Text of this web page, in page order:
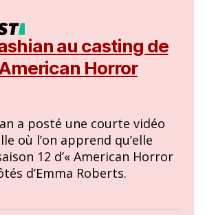
au casting de
Horror
a posté une courte vidéo
où l’on apprend qu’elle
12 d’« American Horror
d’Emma Roberts.